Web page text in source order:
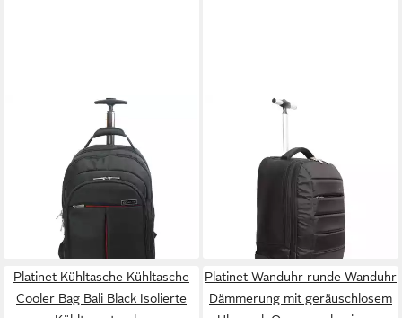
Kofferrucksack LuckySky,
Rucksack und Trolley mit
Rollen und Teleskopgriff
59,95 €
lieferbar - in 4-5 Werktagen bei dir
Trolley-Rucksack mit Rollen,
Teleskopgriff und Drucklogo
47,95 €
59,95 €
lieferbar - in 4-5 Werktagen bei dir
Platinet Kühltasche Kühltasche
Cooler Bag Bali Black Isolierte
Platinet Wanduhr runde Wanduhr
Dämmerung mit geräuschlosem